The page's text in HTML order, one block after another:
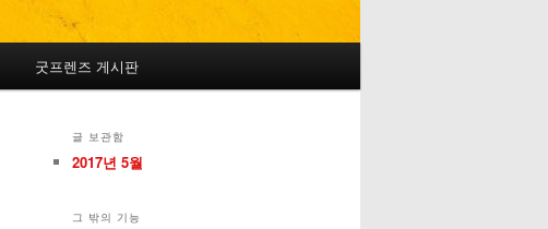
굿프렌즈 게시판
글 보관함
2017년 5월
그 밖의 기능